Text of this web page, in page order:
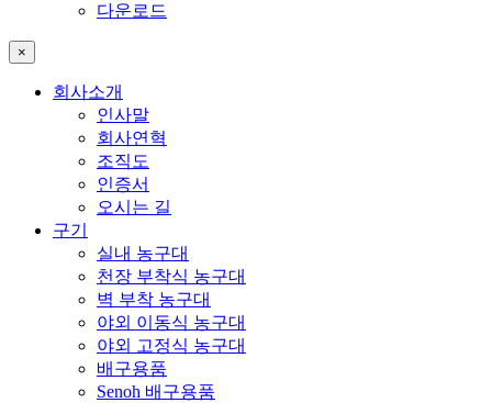
다운로드
×
회사소개
인사말
회사연혁
조직도
인증서
오시는 길
구기
실내 농구대
천장 부착식 농구대
벽 부착 농구대
야외 이동식 농구대
야외 고정식 농구대
배구용품
Senoh 배구용품